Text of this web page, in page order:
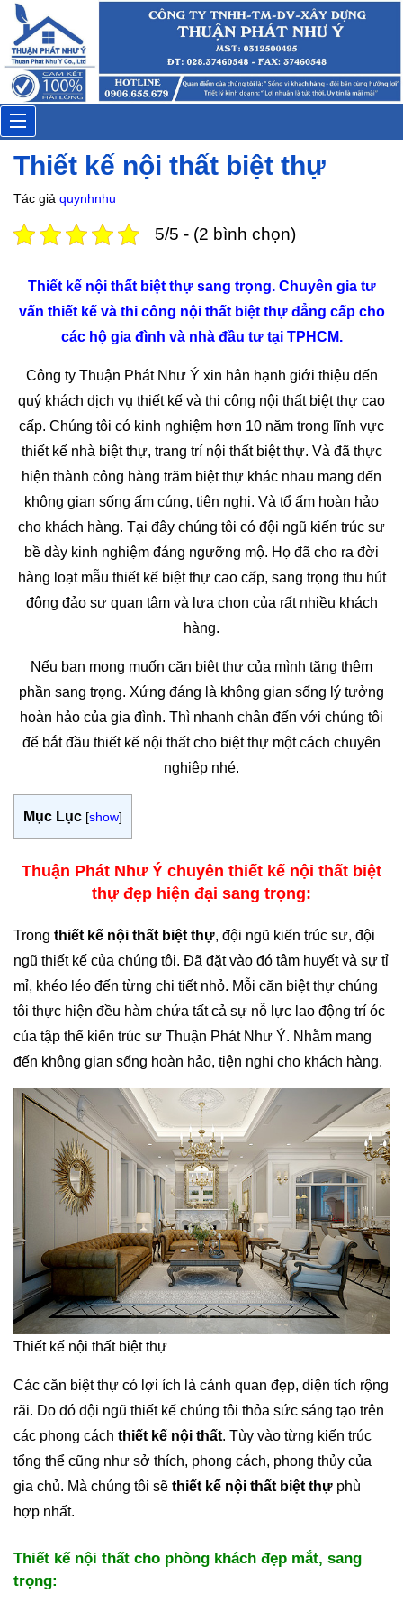
Toggle
navigation
Thiết kế nội thất biệt thự
Tác giả quynhnhu
5/5 - (2 bình chọn)
Thiết kế nội thất biệt thự sang trọng. Chuyên gia tư
vấn thiết kế và thi công nội thất biệt thự đẳng cấp cho
các hộ gia đình và nhà đầu tư tại TPHCM.
Công ty Thuận Phát Như Ý xin hân hạnh giới thiệu đến
quý khách dịch vụ thiết kế và thi công nội thất biệt thự cao
cấp. Chúng tôi có kinh nghiệm hơn 10 năm trong lĩnh vực
thiết kế nhà biệt thự, trang trí nội thất biệt thự. Và đã thực
hiện thành công hàng trăm biệt thự khác nhau mang đến
không gian sống ấm cúng, tiện nghi. Và tổ ấm hoàn hảo
cho khách hàng. Tại đây chúng tôi có đội ngũ kiến trúc sư
bề dày kinh nghiệm đáng ngưỡng mộ. Họ đã cho ra đời
hàng loạt mẫu thiết kế biệt thự cao cấp, sang trọng thu hút
đông đảo sự quan tâm và lựa chọn của rất nhiều khách
hàng.
Nếu bạn mong muốn căn biệt thự của mình tăng thêm
phần sang trọng. Xứng đáng là không gian sống lý tưởng
hoàn hảo của gia đình. Thì nhanh chân đến với chúng tôi
để bắt đầu thiết kế nội thất cho biệt thự một cách chuyên
nghiệp nhé.
Mục Lục [show]
Thuận Phát Như Ý chuyên thiết kế nội thất biệt
thự đẹp hiện đại sang trọng:
Trong thiết kế nội thất biệt thự, đội ngũ kiến trúc sư, đội
ngũ thiết kế của chúng tôi. Đã đặt vào đó tâm huyết và sự tỉ
mỉ, khéo léo đến từng chi tiết nhỏ. Mỗi căn biệt thự chúng
tôi thực hiện đều hàm chứa tất cả sự nỗ lực lao động trí óc
của tập thể kiến trúc sư Thuận Phát Như Ý. Nhằm mang
đến không gian sống hoàn hảo, tiện nghi cho khách hàng.
Thiết kế nội thất biệt thự
Các căn biệt thự có lợi ích là cảnh quan đẹp, diện tích rộng
rãi. Do đó đội ngũ thiết kế chúng tôi thỏa sức sáng tạo trên
các phong cách thiết kế nội thất. Tùy vào từng kiến trúc
tổng thể cũng như sở thích, phong cách, phong thủy của
gia chủ. Mà chúng tôi sẽ thiết kế nội thất biệt thự phù
hợp nhất.
Thiết kế nội thất cho phòng khách đẹp mắt, sang
trọng:
Anh Hùng
Đặt lịch: 20 phút trước